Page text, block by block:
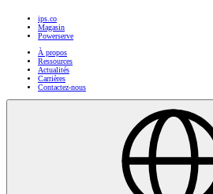
ips.co
Magasin
Powerserve
À propos
Ressources
Actualités
Carrières
Contactez-nous